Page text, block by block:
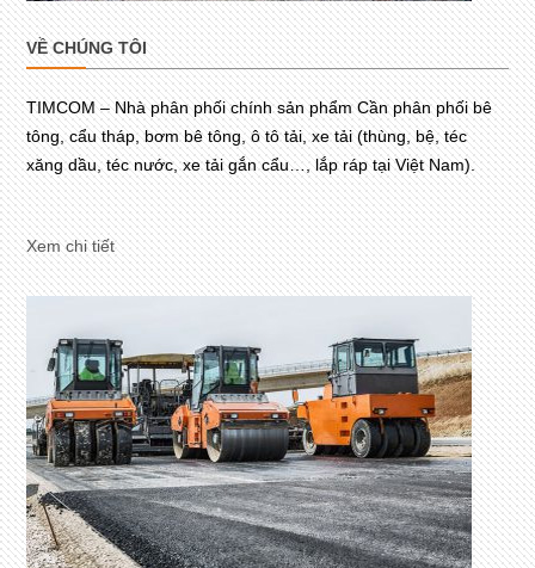
VỀ CHÚNG TÔI
TIMCOM – Nhà phân phối chính sản phẩm Cần phân phối bê
tông, cẩu tháp, bơm bê tông, ô tô tải, xe tải (thùng, bệ, téc
xăng dầu, téc nước, xe tải gắn cẩu…, lắp ráp tại Việt Nam).
Xem chi tiết